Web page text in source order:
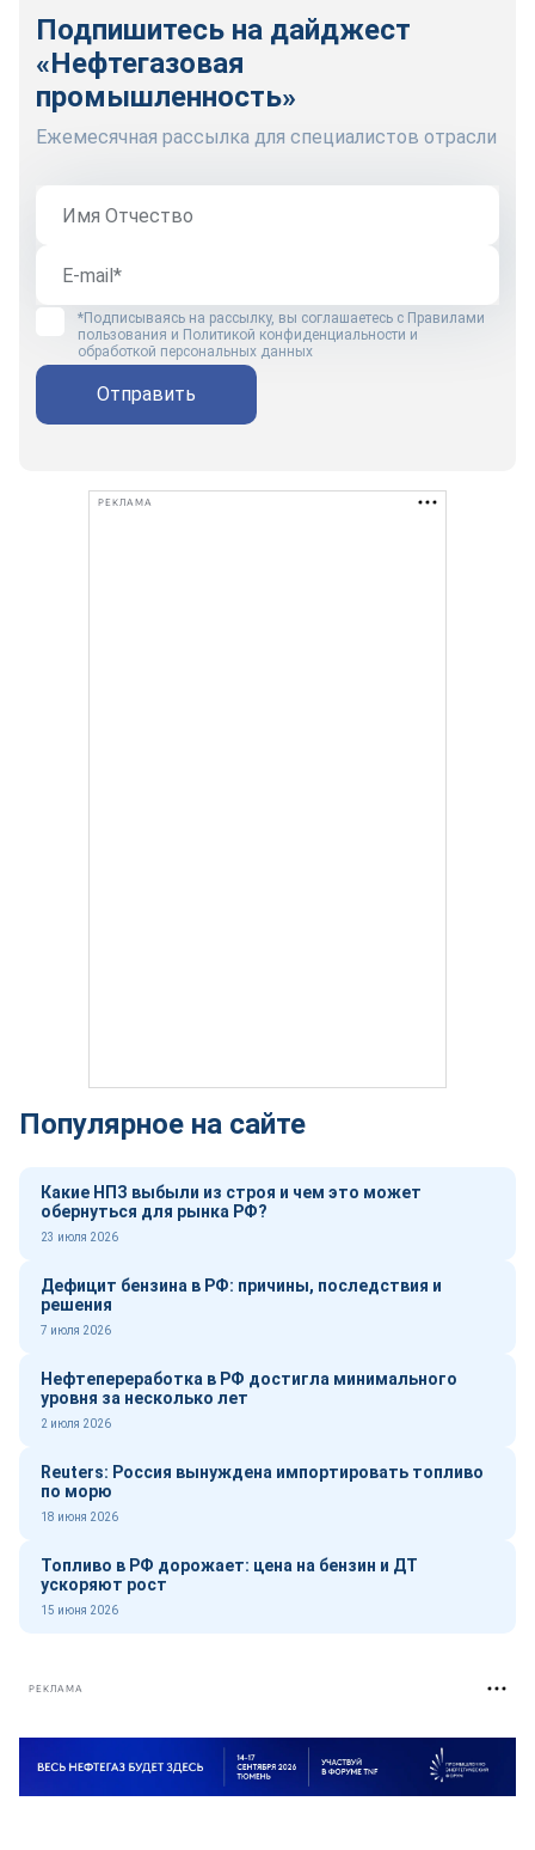
Подпишитесь на дайджест
«Нефтегазовая
промышленность»
Ежемесячная рассылка для специалистов отрасли
*Подписываясь на рассылку, вы соглашаетесь с Правилами
пользования и Политикой конфиденциальности и
обработкой персональных данных
Отправить
РЕКЛАМА
Популярное на сайте
Какие НПЗ выбыли из строя и чем это может
обернуться для рынка РФ?
23 июля 2026
Дефицит бензина в РФ: причины, последствия и
решения
7 июля 2026
Нефтепереработка в РФ достигла минимального
уровня за несколько лет
2 июля 2026
Reuters: Россия вынуждена импортировать топливо
по морю
18 июня 2026
Топливо в РФ дорожает: цена на бензин и ДТ
ускоряют рост
15 июня 2026
РЕКЛАМА